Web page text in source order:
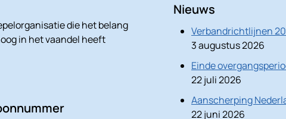
die het belang
in het vaandel heeft
Nieuws
Verbandrichtlijnen
3 augustus 2026
Einde
22 juli 2026
Aanscherping
22 juni 2026